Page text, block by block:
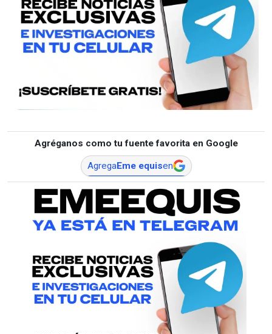
Agréganos como tu fuente favorita en Google
AgregaEme equisen